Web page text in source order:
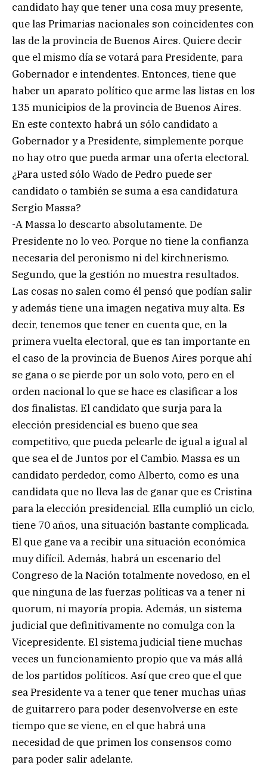
candidato hay que tener una cosa muy presente,
que las Primarias nacionales son coincidentes con
las de la provincia de Buenos Aires. Quiere decir
que el mismo día se votará para Presidente, para
Gobernador e intendentes. Entonces, tiene que
haber un aparato político que arme las listas en los
135 municipios de la provincia de Buenos Aires.
En este contexto habrá un sólo candidato a
Gobernador y a Presidente, simplemente porque
no hay otro que pueda armar una oferta electoral.
¿Para usted sólo Wado de Pedro puede ser
candidato o también se suma a esa candidatura
Sergio Massa?
-A Massa lo descarto absolutamente. De
Presidente no lo veo. Porque no tiene la confianza
necesaria del peronismo ni del kirchnerismo.
Segundo, que la gestión no muestra resultados.
Las cosas no salen como él pensó que podían salir
y además tiene una imagen negativa muy alta. Es
decir, tenemos que tener en cuenta que, en la
primera vuelta electoral, que es tan importante en
el caso de la provincia de Buenos Aires porque ahí
se gana o se pierde por un solo voto, pero en el
orden nacional lo que se hace es clasificar a los
dos finalistas. El candidato que surja para la
elección presidencial es bueno que sea
competitivo, que pueda pelearle de igual a igual al
que sea el de Juntos por el Cambio. Massa es un
candidato perdedor, como Alberto, como es una
candidata que no lleva las de ganar que es Cristina
para la elección presidencial. Ella cumplió un ciclo,
tiene 70 años, una situación bastante complicada.
El que gane va a recibir una situación económica
muy difícil. Además, habrá un escenario del
Congreso de la Nación totalmente novedoso, en el
que ninguna de las fuerzas políticas va a tener ni
quorum, ni mayoría propia. Además, un sistema
judicial que definitivamente no comulga con la
Vicepresidente. El sistema judicial tiene muchas
veces un funcionamiento propio que va más allá
de los partidos políticos. Así que creo que el que
sea Presidente va a tener que tener muchas uñas
de guitarrero para poder desenvolverse en este
tiempo que se viene, en el que habrá una
necesidad de que primen los consensos como
para poder salir adelante.